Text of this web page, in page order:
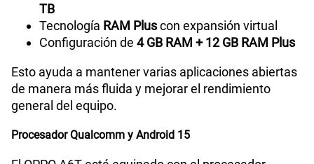
TB
Tecnología RAM Pluscon expansión virtual
Configuración de 4 GB RAM + 12 GB RAM Plus
Esto ayuda a mantener varias aplicaciones abiertas
de manera más fluida y mejorar el rendimiento
general del equipo.
Procesador Qualcomm y Android 15